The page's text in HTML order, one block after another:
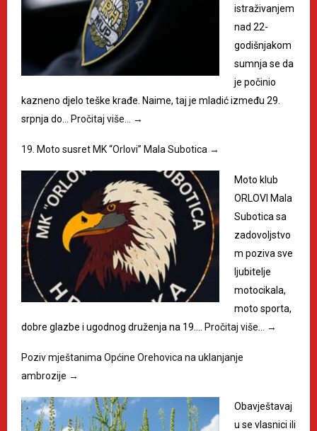
istraživanjem
nad 22-
godišnjakom
sumnja se da
je počinio
kazneno djelo teške krađe. Naime, taj je mladić između 29.
srpnja do…
Pročitaj više… →
19. Moto susret MK “Orlovi” Mala Subotica →
Moto klub
ORLOVI Mala
Subotica sa
zadovoljstvo
m poziva sve
ljubitelje
motocikala,
moto sporta,
dobre glazbe i ugodnog druženja na 19.…
Pročitaj više… →
Poziv mještanima Općine Orehovica na uklanjanje
ambrozije →
Obavještavaj
u se vlasnici ili